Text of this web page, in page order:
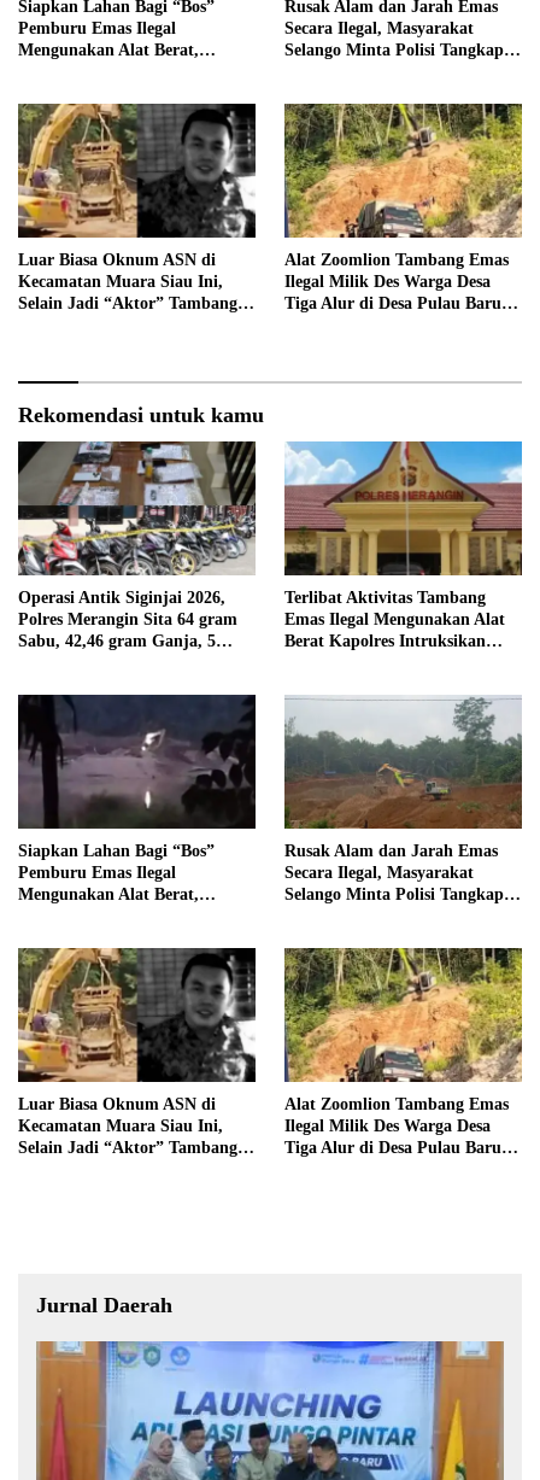
Siapkan Lahan Bagi “Bos”
Pemburu Emas Ilegal
Mengunakan Alat Berat,
Terancam di Pecat
Rusak Alam dan Jarah Emas
Secara Ilegal, Masyarakat
Selango Minta Polisi Tangkap
Luar Biasa Oknum ASN di
Kecamatan Muara Siau Ini,
Selain Jadi “Aktor” Tambang
Alat Zoomlion Tambang Emas
Ilegal Milik Des Warga Desa
Tiga Alur di Desa Pulau Baru
Rekomendasi untuk kamu
Operasi Antik Siginjai 2026,
Polres Merangin Sita 64 gram
Sabu, 42,46 gram Ganja, 5
Terlibat Aktivitas Tambang
Emas Ilegal Mengunakan Alat
Berat Kapolres Intruksikan
Tanjung Mudo
Siapkan Lahan Bagi “Bos”
Pemburu Emas Ilegal
Mengunakan Alat Berat,
Terancam di Pecat
Rusak Alam dan Jarah Emas
Secara Ilegal, Masyarakat
Selango Minta Polisi Tangkap
Luar Biasa Oknum ASN di
Kecamatan Muara Siau Ini,
Selain Jadi “Aktor” Tambang
Alat Zoomlion Tambang Emas
Ilegal Milik Des Warga Desa
Tiga Alur di Desa Pulau Baru
Jurnal Daerah